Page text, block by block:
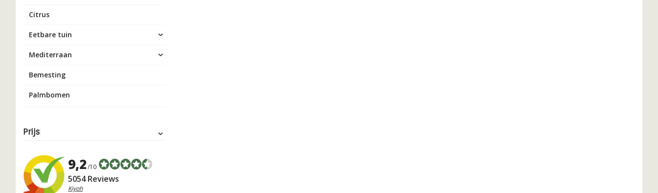
Citrus
Eetbare tuin
Mediterraan
Bemesting
Palmbomen
Prijs
9,2/10
5054 Reviews
Kiyoh